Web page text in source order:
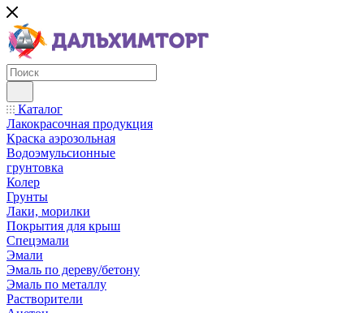
Каталог
Лакокрасочная продукция
Краска аэрозольная
Водоэмульсионные
грунтовка
Колер
Грунты
Лаки, морилки
Покрытия для крыш
Спецэмали
Эмали
Эмаль по дереву/бетону
Эмаль по металлу
Растворители